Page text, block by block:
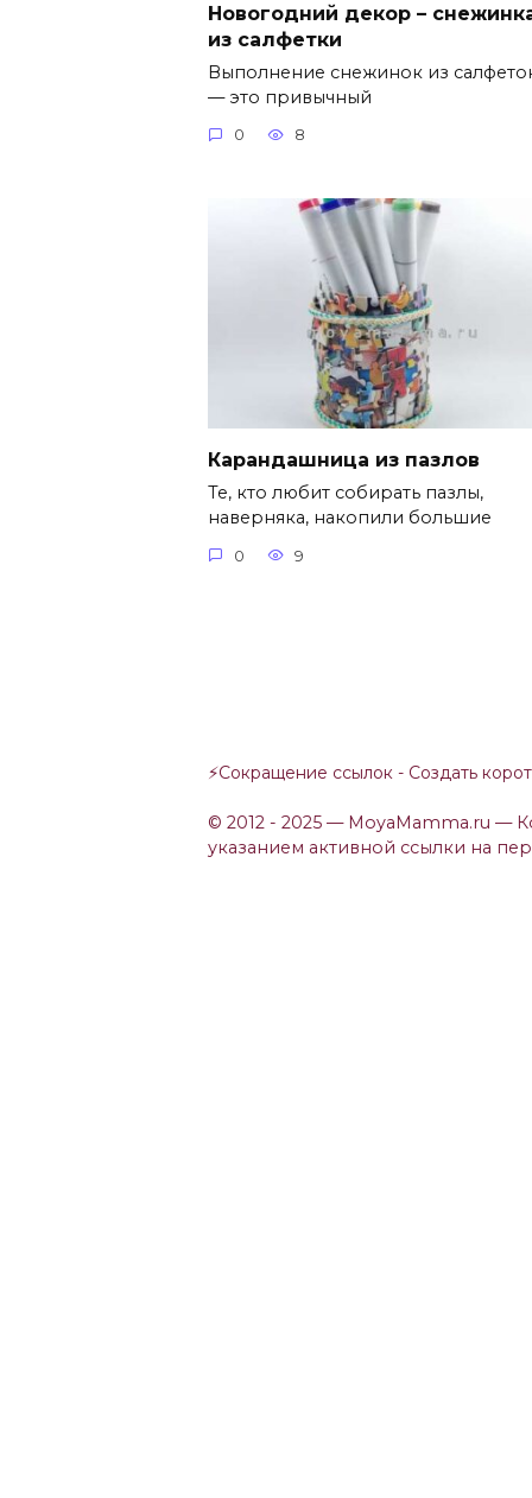
Новогодний декор –
из салфетки
Выполнение снежинок из
— это привычный
0 8
Карандашница из пазлов
Те, кто любит собирать пазлы,
наверняка, накопили большие
0 9
⚡Сокращение ссылок - Создать
© 2012 - 2025 — MoyaMamma.ru —
указанием активной ссылки на